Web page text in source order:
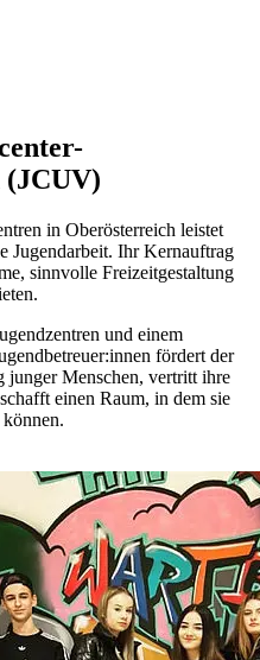
(JCUV)
in Oberösterreich leistet
Jugendarbeit. Ihr Kernauftrag
sinnvolle Freizeitgestaltung
und einem
fördert der
Menschen, vertritt ihre
einen Raum, in dem sie